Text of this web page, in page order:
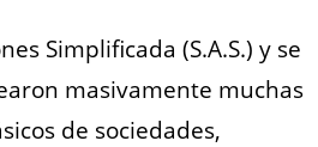
Simplificada (S.A.S.) y se
masivamente muchas
de sociedades,